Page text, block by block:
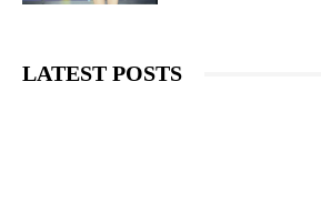
LATEST POSTS